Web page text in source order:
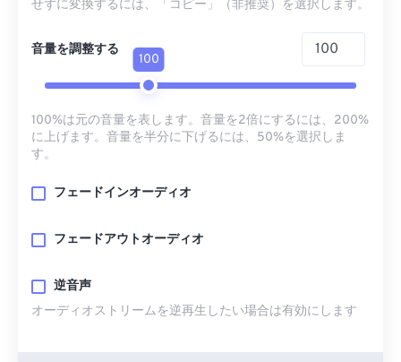
せずに変換するには、「コピー」（非推奨）を選択します。
音量を調整する
100
100%は元の音量を表します。音量を2倍にするには、200%
に上げます。音量を半分に下げるには、50%を選択しま
す。
フェードインオーディオ
フェードアウトオーディオ
逆音声
オーディオストリームを逆再生したい場合は有効にします